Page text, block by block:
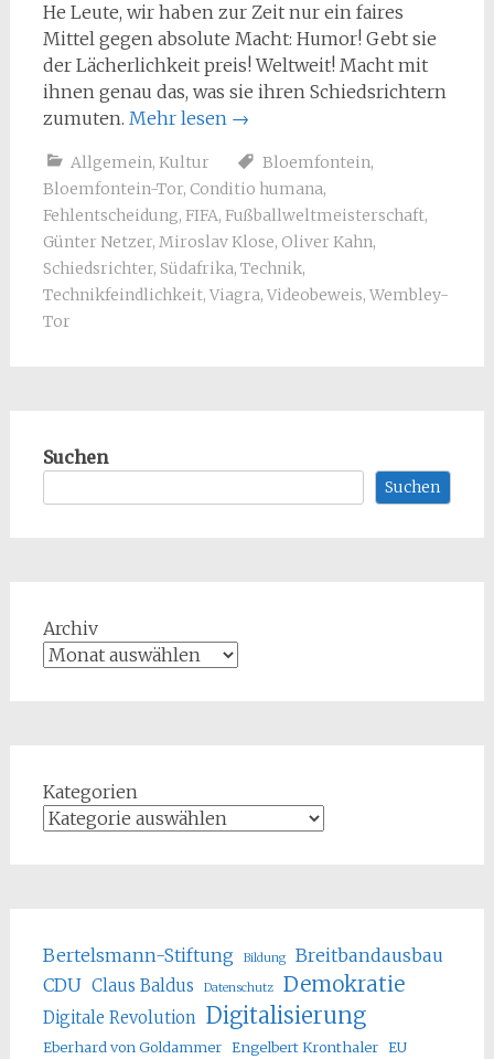
He Leute, wir haben zur Zeit nur ein faires
Mittel gegen absolute Macht: Humor! Gebt sie
der Lächerlichkeit preis! Weltweit! Macht mit
ihnen genau das, was sie ihren Schiedsrichtern
zumuten. Mehr lesen →
Allgemein, Kultur Bloemfontein,
Bloemfontein-Tor, Conditio humana,
Fehlentscheidung, FIFA, Fußballweltmeisterschaft,
Günter Netzer, Miroslav Klose, Oliver Kahn,
Schiedsrichter, Südafrika, Technik,
Technikfeindlichkeit, Viagra, Videobeweis, Wembley-
Tor
Suchen
Suchen
Archiv
Kategorien
Bertelsmann-Stiftung Bildung
Breitbandausbau
CDU Claus Baldus Datenschutz Demokratie
Digitale Revolution Digitalisierung
Eberhard von Goldammer Engelbert Kronthaler EU